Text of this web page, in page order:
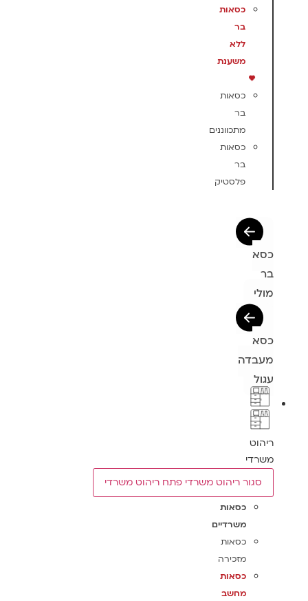
כסאות
בר
ללא
משענת
כסאות
בר
מתכווננים
כסאות
בר
פלסטיק
כסא
בר
מולי
כסא
מעבדה
עגול
ריהוט
משרדי
סגור ריהוט משרדי פתח ריהוט משרדי
כסאות
משרדיים
כסאות
מזכירה
כסאות
מחשב